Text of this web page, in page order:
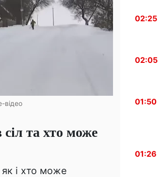
відео
та хто може
як і хто може
02:25
02:05
01:50
01:26